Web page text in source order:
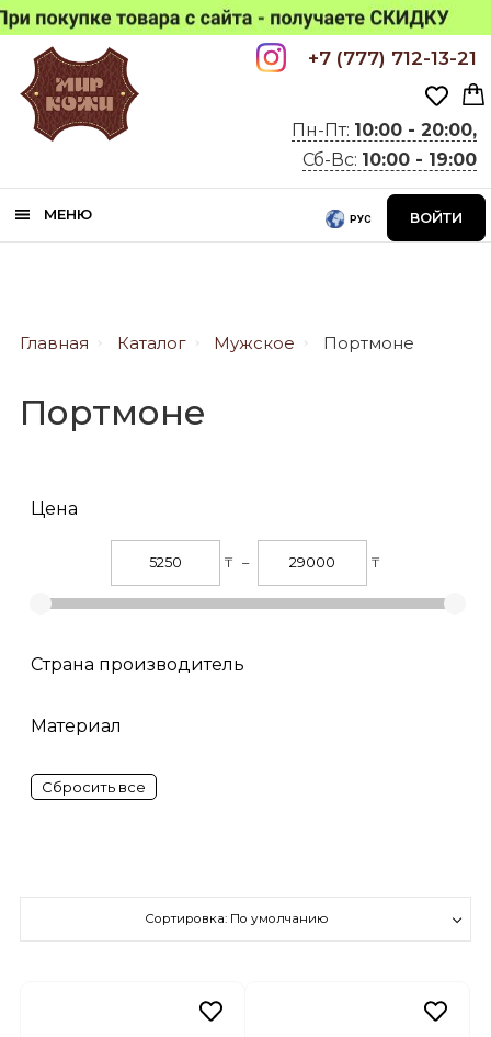
+7 (777) 712-13-21
Пн-Пт: 10:00 - 20:00,
Сб-Вс: 10:00 - 19:00
МЕНЮ РУС ВОЙТИ
Главная Каталог Мужское Портмоне
Портмоне
Цена
₸ – ₸
Страна производитель
Материал
натуральная кожа
Сортировка: По умолчанию